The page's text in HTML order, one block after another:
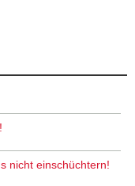
nicht einschüchtern!